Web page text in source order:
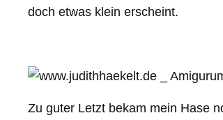
doch etwas klein erscheint.
Zu guter Letzt bekam mein Hase